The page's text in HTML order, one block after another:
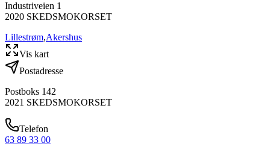
Industriveien 1
2020 SKEDSMOKORSET
Lillestrøm,Akershus
Vis kart
Postadresse
Postboks 142
2021 SKEDSMOKORSET
Telefon
63 89 33 00